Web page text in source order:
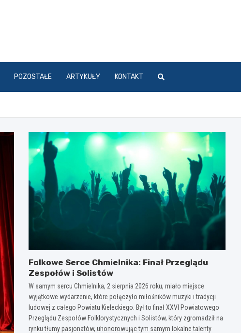
POZOSTAŁE ARTYKUŁY KONTAKT
Folkowe Serce Chmielnika: Finał Przeglądu
Zespołów i Solistów
W samym sercu Chmielnika, 2 sierpnia 2026 roku, miało miejsce
wyjątkowe wydarzenie, które połączyło miłośników muzyki i tradycji
ludowej z całego Powiatu Kieleckiego. Był to finał XXVI Powiatowego
Przeglądu Zespołów Folklorystycznych i Solistów, który zgromadził na
rynku tłumy pasjonatów, uhonorowując tym samym lokalne talenty